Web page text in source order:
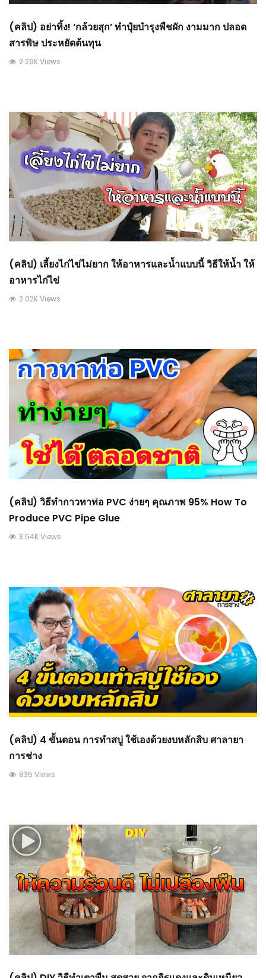
(คลิป) อย่าทิ้ง! ‘กล้วยสุก’ ทำปุ๋ยบำรุงพืชผัก งามมาก ปลอด
สารพิษ ประหยัดต้นทุน
2.29K Views
(คลิป) เลี้ยงไก่ไข่ไม่ยาก ให้อาหารและน้ำแบบนี้ วิธีให้น้ำ ให้
อาหารไก่ไข่
2.02K Views
(คลิป) วิธีทำกาวทาท่อ​ PVC​ ง่ายๆ​ คุณภาพ​ 95% How To
Produce PVC Pipe Glue
3.54K Views
(คลิป) 4 ขั้นตอน การทำสบู่ ใช้เองด้วยงบหลักสิบ ศาลายา
การช่าง
835 Views